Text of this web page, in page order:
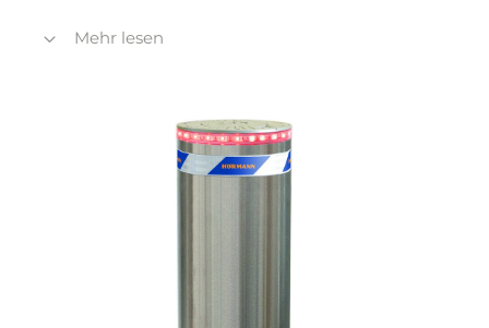
Servicefreundlich durch nahezu
Antriebskomponenten
Vibrations- und geräuscharme
Zylinderbewegung durch Soft-Start und
Mehr lesen